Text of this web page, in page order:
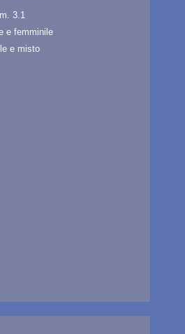
3.1
e femminile
e misto